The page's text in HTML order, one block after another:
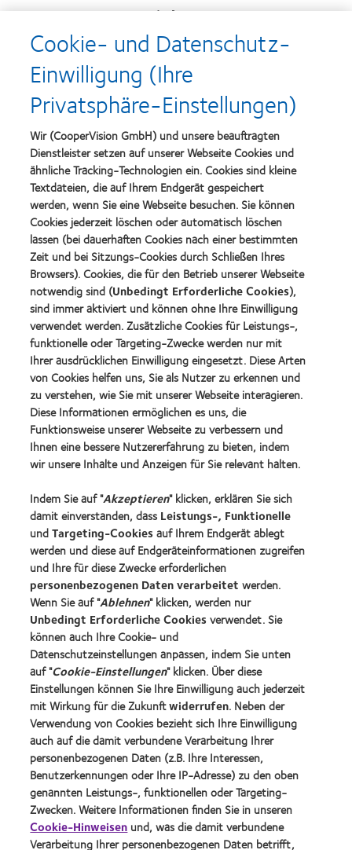
Auszeichnungen
Learn
more
about
Top-
Arbeitgeber
more
about
Silmo
d’Or-
Preis
für
das
beste
Produkt
mit
MyDay™
(2013)
Learn
more
about
VDCO
Young
Förderer
Learn
more
about
Spectaris
Mitglied
Learn
more
about
2019
BCLA
Industry
Award
Winner
Learn
more
about
German
Innovation
Award'22
Unsere Produkte
Kontaktlinsentechnologie
Kontaktlinsenspezialisten - Suche
Kontaktlinsen und Sehvermögen
Neuer Träger
Erfahrener Träger
Blog
Über CooperVision
Karriere
News-Zentrum
Kontakt
Legal
Datenschutzrichtlinie
Cookie-Hinweise
Cookie- und Datenschutz-
Einwilligung (Ihre
Privatsphäre-Einstellungen)
Wir (CooperVision GmbH) und unsere beauftragten
Dienstleister setzen auf unserer Webseite Cookies und
ähnliche Tracking-Technologien ein. Cookies sind kleine
Textdateien, die auf Ihrem Endgerät gespeichert
werden, wenn Sie eine Webseite besuchen. Sie können
Cookies jederzeit löschen oder automatisch löschen
lassen (bei dauerhaften Cookies nach einer bestimmten
Zeit und bei Sitzungs-Cookies durch Schließen Ihres
Browsers). Cookies, die für den Betrieb unserer Webseite
notwendig sind (Unbedingt Erforderliche Cookies),
sind immer aktiviert und können ohne Ihre Einwilligung
verwendet werden. Zusätzliche Cookies für Leistungs-,
funktionelle oder Targeting-Zwecke werden nur mit
Ihrer ausdrücklichen Einwilligung eingesetzt. Diese Arten
von Cookies helfen uns, Sie als Nutzer zu erkennen und
zu verstehen, wie Sie mit unserer Webseite interagieren.
Diese Informationen ermöglichen es uns, die
Funktionsweise unserer Webseite zu verbessern und
Ihnen eine bessere Nutzererfahrung zu bieten, indem
wir unsere Inhalte und Anzeigen für Sie relevant halten.
Indem Sie auf "Akzeptieren" klicken, erklären Sie sich
damit einverstanden, dass Leistungs-, Funktionelle
undTargeting-Cookiesauf Ihrem Endgerät ablegt
werden und diese auf Endgeräteinformationen zugreifen
und Ihre für diese Zwecke erforderlichen
personenbezogenen Daten verarbeitet werden.
Wenn Sie auf "Ablehnen" klicken, werden nur
Unbedingt Erforderliche Cookiesverwendet. Sie
können auch Ihre Cookie- und
Datenschutzeinstellungen anpassen, indem Sie unten
auf "Cookie-Einstellungen" klicken. Über diese
Einstellungen können Sie Ihre Einwilligung auch jederzeit
mit Wirkung für die Zukunftwiderrufen. Neben der
Verwendung von Cookies bezieht sich Ihre Einwilligung
auch auf die damit verbundene Verarbeitung Ihrer
personenbezogenen Daten (z.B. Ihre Interessen,
Benutzerkennungen oder Ihre IP-Adresse) zu den oben
genannten Leistungs-, funktionellen oder Targeting-
Zwecken. Weitere Informationen finden Sie in unseren
Cookie-Hinweisen und, was die damit verbundene
Verarbeitung Ihrer personenbezogenen Daten betrifft,